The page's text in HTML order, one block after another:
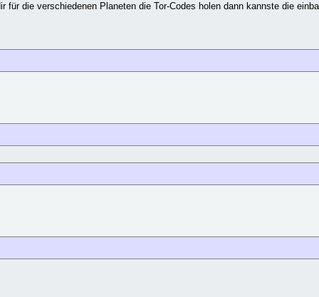
die verschiedenen Planeten die Tor-Codes holen dann kannste die